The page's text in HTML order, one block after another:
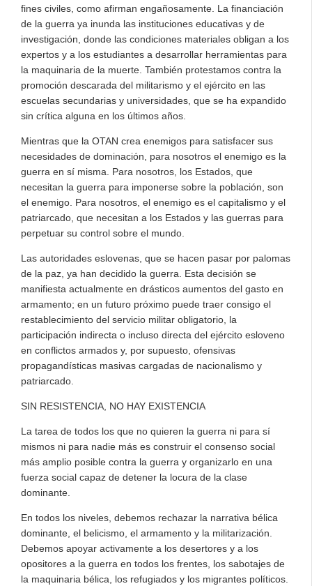
fines civiles, como afirman engañosamente. La financiación
de la guerra ya inunda las instituciones educativas y de
investigación, donde las condiciones materiales obligan a los
expertos y a los estudiantes a desarrollar herramientas para
la maquinaria de la muerte. También protestamos contra la
promoción descarada del militarismo y el ejército en las
escuelas secundarias y universidades, que se ha expandido
sin crítica alguna en los últimos años.
Mientras que la OTAN crea enemigos para satisfacer sus
necesidades de dominación, para nosotros el enemigo es la
guerra en sí misma. Para nosotros, los Estados, que
necesitan la guerra para imponerse sobre la población, son
el enemigo. Para nosotros, el enemigo es el capitalismo y el
patriarcado, que necesitan a los Estados y las guerras para
perpetuar su control sobre el mundo.
Las autoridades eslovenas, que se hacen pasar por palomas
de la paz, ya han decidido la guerra. Esta decisión se
manifiesta actualmente en drásticos aumentos del gasto en
armamento; en un futuro próximo puede traer consigo el
restablecimiento del servicio militar obligatorio, la
participación indirecta o incluso directa del ejército esloveno
en conflictos armados y, por supuesto, ofensivas
propagandísticas masivas cargadas de nacionalismo y
patriarcado.
SIN RESISTENCIA, NO HAY EXISTENCIA
La tarea de todos los que no quieren la guerra ni para sí
mismos ni para nadie más es construir el consenso social
más amplio posible contra la guerra y organizarlo en una
fuerza social capaz de detener la locura de la clase
dominante.
En todos los niveles, debemos rechazar la narrativa bélica
dominante, el belicismo, el armamento y la militarización.
Debemos apoyar activamente a los desertores y a los
opositores a la guerra en todos los frentes, los sabotajes de
la maquinaria bélica, los refugiados y los migrantes políticos.